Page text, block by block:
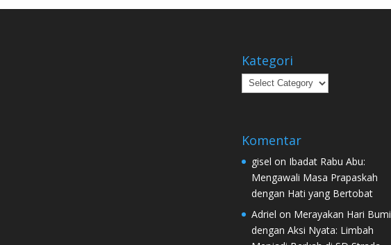
Kategori
Kategori
Komentar
gisel on Ibadat Rabu Abu:
Mengawali Masa Prapaskah
dengan Hati yang Bertobat
Adriel on Merayakan Hari Bumi
dengan Aksi Nyata: Limbah